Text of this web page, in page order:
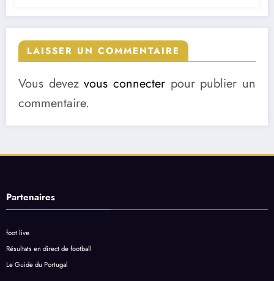
LAISSER UN COMMENTAIRE
Vous devezvous connecter pour publier un
commentaire.
Partenaires
foot live
Résultats en direct de football
Le Guide du Portugal